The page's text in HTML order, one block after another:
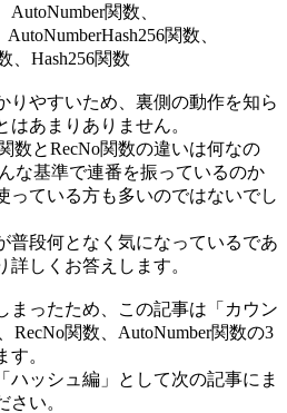
関数、
関数、
、Hash256関数
りやすいため、裏側の動作を知ら
あまりありません。
数とRecNo関数の違いは何なの
な基準で連番を振っているのか
っている方も多いのではないでし
普段何となく気になっているであ
しくお答えします。
まったため、この記事は「カウン
RecNo関数、AutoNumber関数の3
。
ハッシュ編」として次の記事にま
さい。